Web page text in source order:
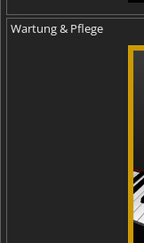
Wartung & Pflege